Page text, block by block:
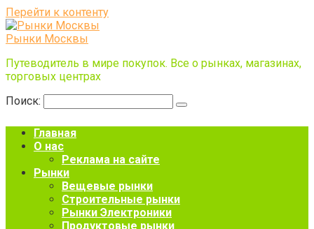
Перейти к контенту
Рынки Москвы
Путеводитель в мире покупок. Все о рынках, магазинах,
торговых центрах
Поиск:
Главная
О нас
Реклама на сайте
Рынки
Вещевые рынки
Строительные рынки
Рынки Электроники
Продуктовые рынки